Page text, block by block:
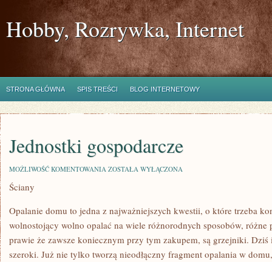
Hobby, Rozrywka, Internet
STRONA GŁÓWNA SPIS TREŚCI BLOG INTERNETOWY
Jednostki gospodarcze
MOŻLIWOŚĆ KOMENTOWANIA JEDNOSTKI
ZOSTAŁA WYŁĄCZONA
Ściany
Opalanie domu to jedna z najważniejszych kwestii, o które trzeba
wolnostojący wolno opalać na wiele różnorodnych sposobów, różne
prawie że zawsze koniecznym przy tym zakupem, są grzejniki.
szeroki. Już nie tylko tworzą nieodłączny fragment opalania w